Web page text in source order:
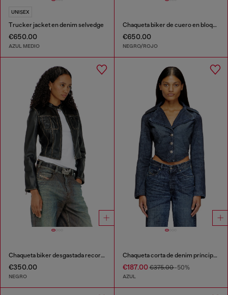
UNISEX
Trucker jacket en denim selvedge
€650.00
AZUL MEDIO
Chaqueta biker de cuero en bloques de color
€650.00
NEGRO/ROJO
Chaqueta biker desgastada recortada
€350.00
NEGRO
Chaqueta corta de denim príncipe de Gales
€187.00€375.00-50%
AZUL